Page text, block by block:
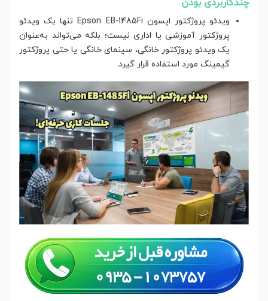
چندکاربردی بودن
ویدئو پروژکتور اپسون Epson EB-1485Fi تنها یک ویدئو
پروژکتور آموزشی یا اداری نیست؛ بلکه می‌تواند به‌عنوان
یک ویدئو پروژکتور خانگی، سینمای خانگی یا حتی پروژکتور
گیمینگ مورد استفاده قرار گیرد.